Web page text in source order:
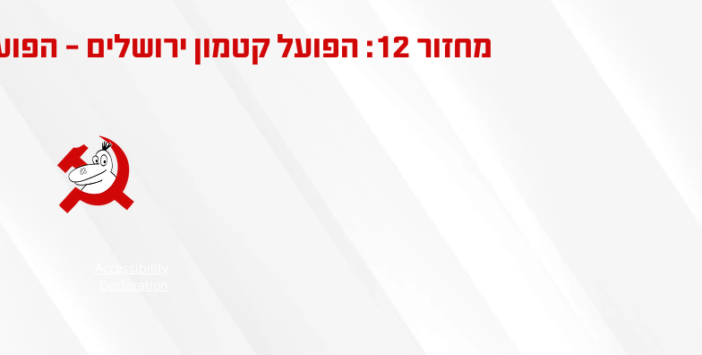
מחזור 12: הפועל קטמון ירושלים - הפועל רמת השרון